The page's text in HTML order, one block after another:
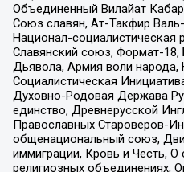
Объединенный Вилайат
Союз славян, Ат-Такфир
Национал-социалистическая
Славянский союз, Формат-
Дьявола, Армия воли народа,
Социалистическая
Духовно-Родовая Держава
единство, Древнерусской
Православных Староверов-
общенациональный союз,
иммиграции, Кровь и Честь, О
религиозных объединениях,